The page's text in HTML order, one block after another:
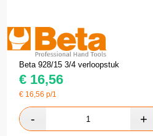
Beta 928/15 3/4 verloopstuk
€ 16,56
€ 16,56 p/1